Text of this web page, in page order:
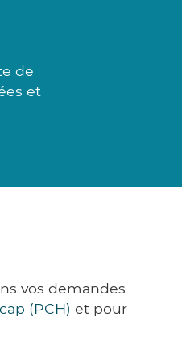
de
et
vos demandes
(PCH) et pour